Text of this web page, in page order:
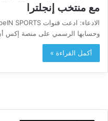
مع منتخب إنجلترا
وحسابها الرسمي على منصة إكس أن
أكمل القراءة »